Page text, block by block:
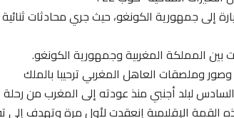
إلى جمهورية الكونغو، حيث جري محادثات
المملكة المغربية وجمهورية الكونغو.
وصور وملصقات العاهل المغربي ترحيبا بالملك
لبلد أجنبي منذ عودته إلى المغرب من
القمة الإقليمية إنعقدت لأول مرة وتهدف